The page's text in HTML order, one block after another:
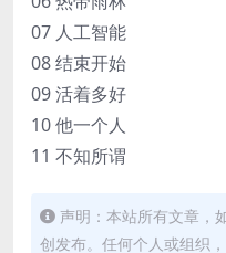
07 人工智能
08 结束开始
09 活着多好
10 他一个人
11 不知所谓
声明：本站所有文章，
创发布。任何个人或组织